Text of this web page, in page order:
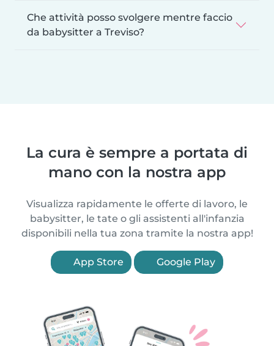
Che attività posso svolgere mentre faccio
da babysitter a Treviso?
La cura è sempre a portata di
mano con la nostra app
Visualizza rapidamente le offerte di lavoro, le
babysitter, le tate o gli assistenti all'infanzia
disponibili nella tua zona tramite la nostra app!
App Store Google Play